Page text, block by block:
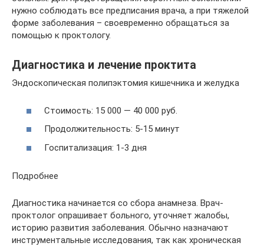
нужно соблюдать все предписания врача, а при тяжелой
форме заболевания – своевременно обращаться за
помощью к проктологу.
Диагностика и лечение проктита
Эндоскопическая полипэктомия кишечника и желудка
Стоимость: 15 000 — 40 000 руб.
Продолжительность: 5-15 минут
Госпитализация: 1-3 дня
Подробнее
Диагностика начинается со сбора анамнеза. Врач-
проктолог опрашивает больного, уточняет жалобы,
историю развития заболевания. Обычно назначают
инструментальные исследования, так как хроническая